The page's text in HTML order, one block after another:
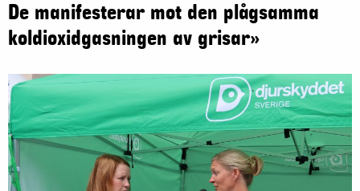
De manifesterar mot den plågsamma
koldioxidgasningen av grisar»